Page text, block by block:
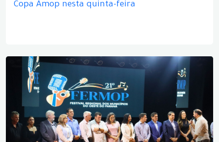
Copa Amop nesta quinta-feira